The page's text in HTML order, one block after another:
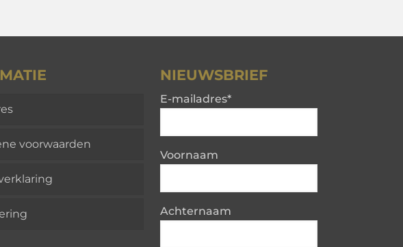
voorwaarden
NIEUWSBRIEF
E-mailadres*
Voornaam
Achternaam